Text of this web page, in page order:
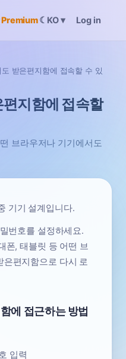
Premium☾ KO▾ Log in
받은편지함에 접속할 수 있
지함에 접속할
브라우저나 기기에서도
기기 설계입니다.
번호를 설정하세요.
폰, 태블릿 등 어떤 브
은편지함으로 다시 로
에 접근하는 방법
입력